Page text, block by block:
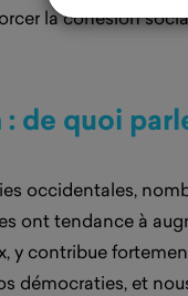
la cohésion
de quoi
occidentales,
ont tendance à
y contribue
démocraties, et